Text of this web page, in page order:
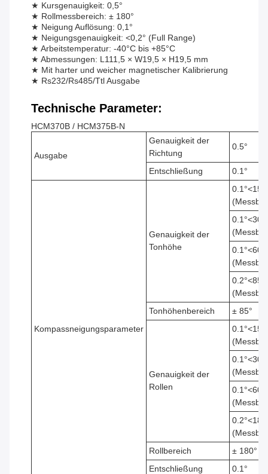
★ Kursgenauigkeit: 0,5°
★ Rollmessbereich: ± 180°
★ Neigung Auflösung: 0,1°
★ Neigungsgenauigkeit: <0,2° (Full Range)
★ Arbeitstemperatur: -40°C bis +85°C
★ Abmessungen: L111,5 × W19,5 × H19,5 mm
★ Mit harter und weicher magnetischer Kalibrierung
★ Rs232/Rs485/Ttl Ausgabe
Technische Parameter:
HCM370B / HCM375B-N
Ausgabe
Genauigkeit der
Richtung
0.5°
Entschließung 0.1°
Kompassneigungsparameter
Genauigkeit der
Tonhöhe
0.1°<15°
0.1°<30°
0.1°<60°
0.2°<85°
Tonhöhenbereich
± 85°
Genauigkeit der
Rollen
0.1°<15°
0.1°<30°
0.1°<60°
Rollbereich
± 180°
Entschließung
0.1°